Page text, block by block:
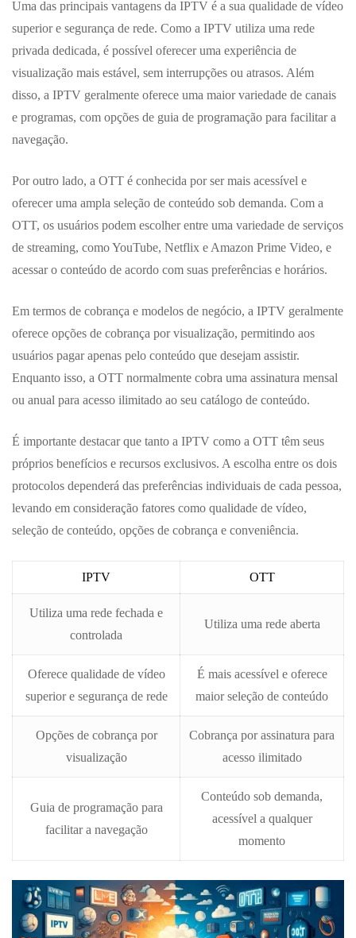
Uma das principais vantagens da IPTV é a sua qualidade de vídeo
superior e segurança de rede. Como a IPTV utiliza uma rede
privada dedicada, é possível oferecer uma experiência de
visualização mais estável, sem interrupções ou atrasos. Além
disso, a IPTV geralmente oferece uma maior variedade de canais
e programas, com opções de guia de programação para facilitar a
navegação.
Por outro lado, a OTT é conhecida por ser mais acessível e
oferecer uma ampla seleção de conteúdo sob demanda. Com a
OTT, os usuários podem escolher entre uma variedade de serviços
de streaming, como YouTube, Netflix e Amazon Prime Video, e
acessar o conteúdo de acordo com suas preferências e horários.
Em termos de cobrança e modelos de negócio, a IPTV geralmente
oferece opções de cobrança por visualização, permitindo aos
usuários pagar apenas pelo conteúdo que desejam assistir.
Enquanto isso, a OTT normalmente cobra uma assinatura mensal
ou anual para acesso ilimitado ao seu catálogo de conteúdo.
É importante destacar que tanto a IPTV como a OTT têm seus
próprios benefícios e recursos exclusivos. A escolha entre os dois
protocolos dependerá das preferências individuais de cada pessoa,
levando em consideração fatores como qualidade de vídeo,
seleção de conteúdo, opções de cobrança e conveniência.
IPTV OTT
Utiliza uma rede fechada e
controlada
Utiliza uma rede aberta
Oferece qualidade de vídeo
superior e segurança de rede
É mais acessível e oferece
maior seleção de conteúdo
Opções de cobrança por
visualização
Cobrança por assinatura para
acesso ilimitado
Guia de programação para
facilitar a navegação
Conteúdo sob demanda,
acessível a qualquer
momento